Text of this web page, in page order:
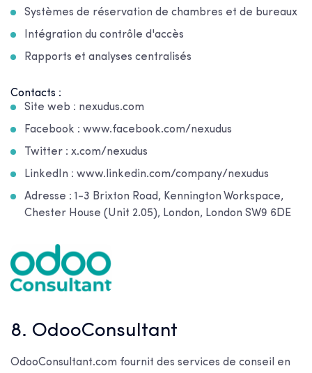
Systèmes de réservation de chambres et de bureaux
Intégration du contrôle d'accès
Rapports et analyses centralisés
Contacts :
Site web : nexudus.com
Facebook : www.facebook.com/nexudus
Twitter : x.com/nexudus
LinkedIn : www.linkedin.com/company/nexudus
Adresse : 1-3 Brixton Road, Kennington Workspace,
Chester House (Unit 2.05), London, London SW9 6DE
8. OdooConsultant
OdooConsultant.com fournit des services de conseil en